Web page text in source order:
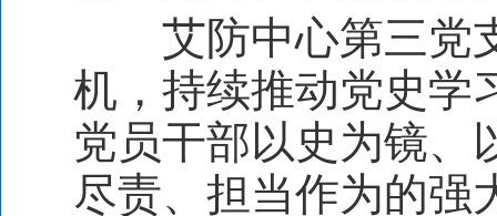
艾防中心第三党
机，持续推动党史学
党员干部以史为镜、
尽责、担当作为的强